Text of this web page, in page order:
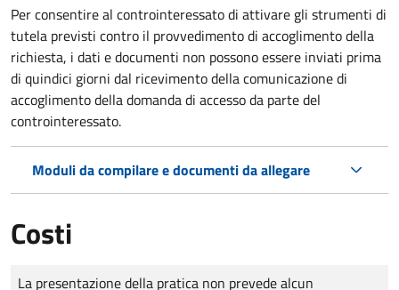
Per consentire al controinteressato di attivare gli strumenti di
tutela previsti contro il provvedimento di accoglimento della
richiesta, i dati e documenti non possono essere inviati prima
di quindici giorni dal ricevimento della comunicazione di
accoglimento della domanda di accesso da parte del
controinteressato.
Moduli da compilare e documenti da allegare
Costi
Tipo di pagamento
Importo
La presentazione della pratica non prevede alcun